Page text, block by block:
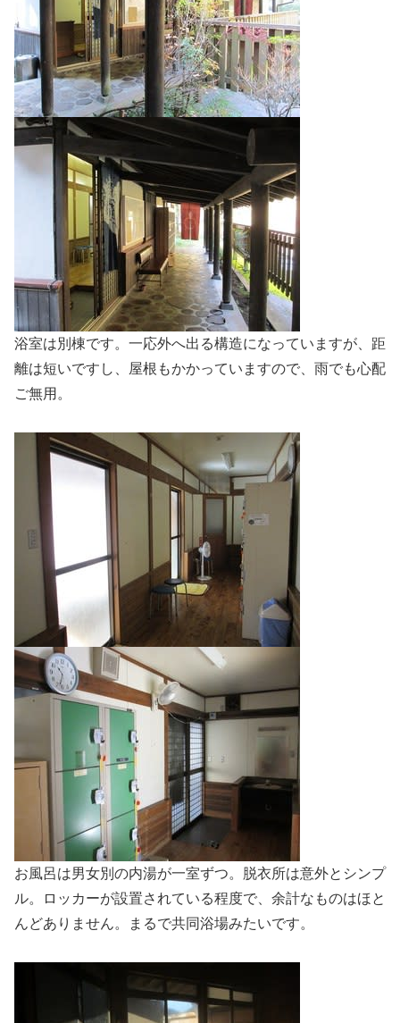
浴室は別棟です。一応外へ出る構造になっていますが、距
離は短いですし、屋根もかかっていますので、雨でも心配
ご無用。
お風呂は男女別の内湯が一室ずつ。脱衣所は意外とシンプ
ル。ロッカーが設置されている程度で、余計なものはほと
んどありません。まるで共同浴場みたいです。